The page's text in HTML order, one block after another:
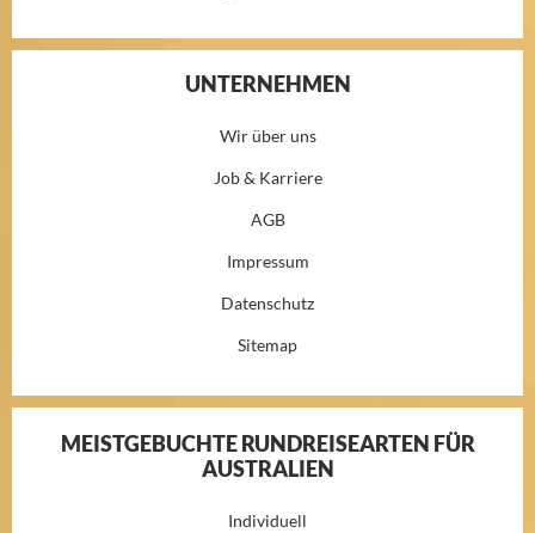
UNTERNEHMEN
Wir über uns
Job & Karriere
AGB
Impressum
Datenschutz
Sitemap
MEISTGEBUCHTE RUNDREISEARTEN FÜR
AUSTRALIEN
Individuell